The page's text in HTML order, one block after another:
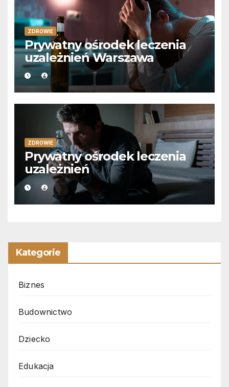
ZDROWIE
Prywatny ośrodek leczenia
uzależnień Warszawa
ZDROWIE
Prywatny ośrodek leczenia
uzależnień
Kategorie
Biznes
Budownictwo
Dziecko
Edukacja